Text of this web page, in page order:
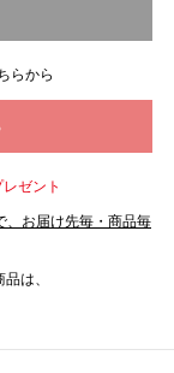
らから
ゼント
、お届け先毎・商品毎
は、